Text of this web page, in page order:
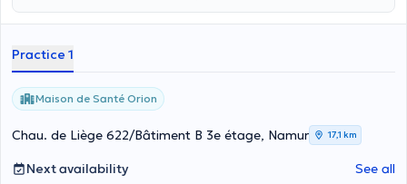
Practice 1
Maison de Santé Orion
Chau. de Liège 622/Bâtiment B 3e étage, Namur 17,1 km
Next availability See all